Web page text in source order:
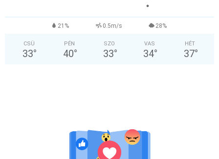
°
21% 0.5m/s 28%
CSÜ
33°
PÉN
40°
SZO
33°
VAS
34°
HÉT
37°